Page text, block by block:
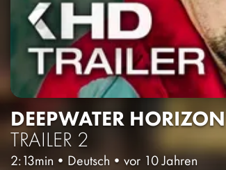
DEEPWATER HORIZON
TRAILER 2
2:13min • Deutsch • vor 10 Jahren